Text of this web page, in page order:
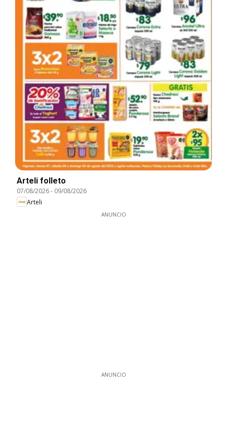
Arteli folleto
07/08/2026- 09/08/2026
Arteli
ANUNCIO
ANUNCIO